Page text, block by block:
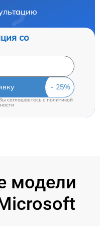
со
соглашаетесь c политикой
модели